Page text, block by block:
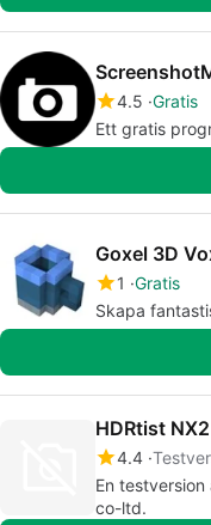
4.5 Gratis
Ett gratis
Goxel 3D
1 Gratis
Skapa
HDRtist NX2
4.4
En
co-ltd.